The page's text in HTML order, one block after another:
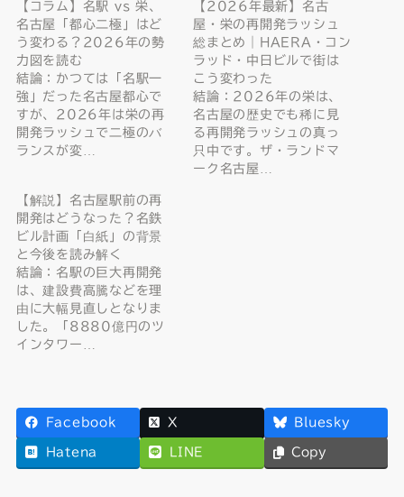
【コラム】名駅 vs 栄、
名古屋「都心二極」はど
う変わる？2026年の勢
力図を読む
結論：かつては「名駅一
強」だった名古屋都心で
すが、2026年は栄の再
開発ラッシュで二極のバ
ランスが変…
【2026年最新】名古
屋・栄の再開発ラッシュ
総まとめ｜HAERA・コン
ラッド・中日ビルで街は
こう変わった
結論：2026年の栄は、
名古屋の歴史でも稀に見
る再開発ラッシュの真っ
只中です。ザ・ランドマ
ーク名古屋…
【解説】名古屋駅前の再
開発はどうなった？名鉄
ビル計画「白紙」の背景
と今後を読み解く
結論：名駅の巨大再開発
は、建設費高騰などを理
由に大幅見直しとなりま
した。「8880億円のツ
インタワー…
Facebook X Bluesky
Hatena LINE Copy